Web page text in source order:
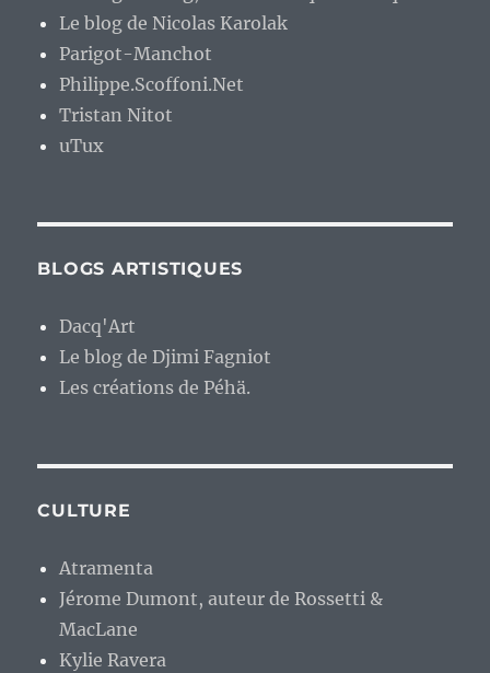
Le blog de Nicolas Karolak
Parigot-Manchot
Philippe.Scoffoni.Net
Tristan Nitot
uTux
BLOGS ARTISTIQUES
Dacq'Art
Le blog de Djimi Fagniot
Les créations de Péhä.
CULTURE
Atramenta
Jérome Dumont, auteur de Rossetti &
MacLane
Kylie Ravera